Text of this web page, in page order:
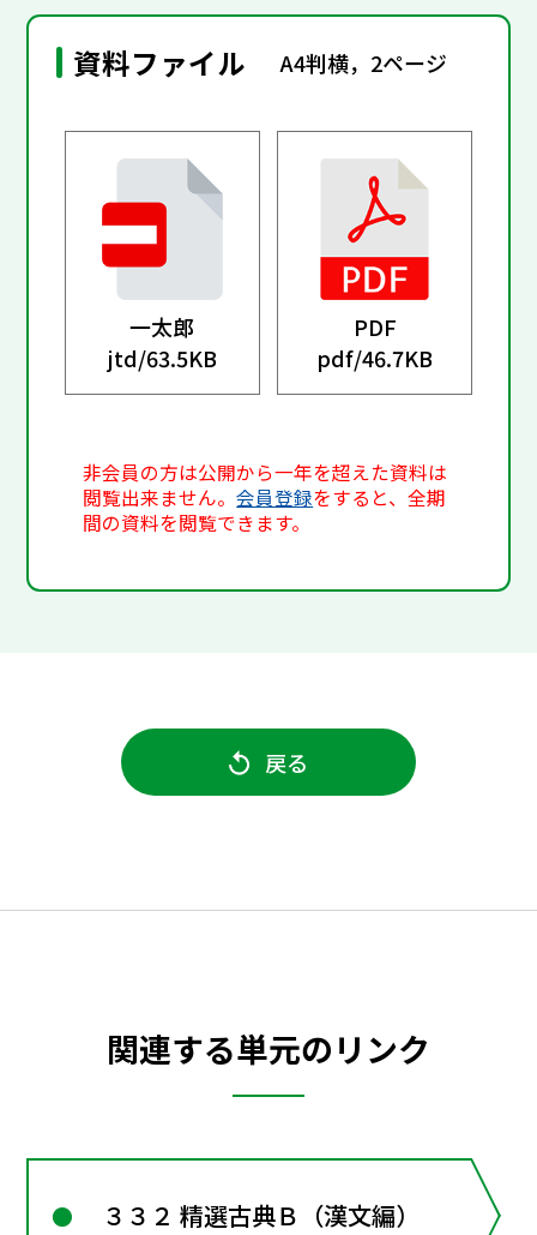
資料ファイル A4判横，2ページ
一太郎
jtd/63.5KB
PDF
pdf/46.7KB
非会員の方は公開から一年を超えた資料は
閲覧出来ません。会員登録をすると、全期
間の資料を閲覧できます。
戻る
関連する単元のリンク
３３２ 精選古典Ｂ（漢文編）